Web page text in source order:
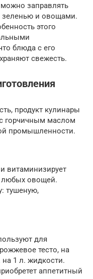
заправлять
зеленью и овощами.
этого
блюда с его
свежесть.
продукт кулинары
горчичным маслом
промышленности.
витаминизирует
любых овощей.
тушеную,
для
тесто, на
на 1 л. жидкости.
аппетитный